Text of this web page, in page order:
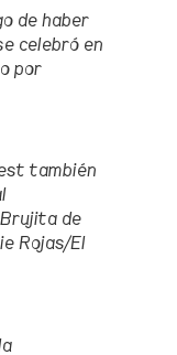
de haber
celebró en
por
también
de
Rojas/El